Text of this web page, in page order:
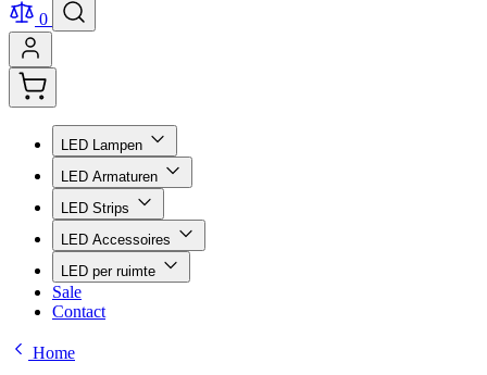
0
LED Lampen
LED Armaturen
LED Strips
LED Accessoires
LED per ruimte
Sale
Contact
Home